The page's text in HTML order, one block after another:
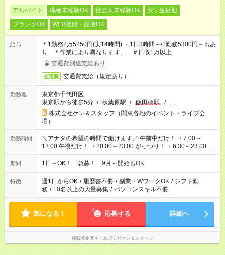
アルバイト 職種未経験OK 社会人未経験OK
大学生歓迎
ブランクOK
WEB登録・面接OK
給与
＊1勤務2万5250円(実14時間) ・1日3時間～/1勤務5300円～もあ
り ＊作業により異なります。 ＃日収1万以上
交通費別途支給あり
交通費 交通費支給（規定あり）
勤務地
東京都千代田区
東京駅から徒歩5分 / 秋葉原駅 / 飯田橋駅 / …
株式会社ケン＆スタッフ（関東各地のイベント・ライブ会
場）
勤務時間
＼アナタの希望の時間で働けます／ 午前中だけ！ ・7:00～
12:00 午後だけ！ ・20:00～23:00 がっつり！ ・6:30～23:00 ・
12:00～21:00 ・16:00～翌8:00 …etc ※時間曜日イベントによ
り異なります。
期間 1日～OK！ 急募！ 9月～開始もOK
特徴 週1日からOK / 履歴書不要 / 副業・WワークOK / シフト勤
務 / 10名以上の大量募集 / パソコンスキル不要
気になる！ 応募する 詳細へ
掲載元企業名 株式会社ケン＆スタッフ